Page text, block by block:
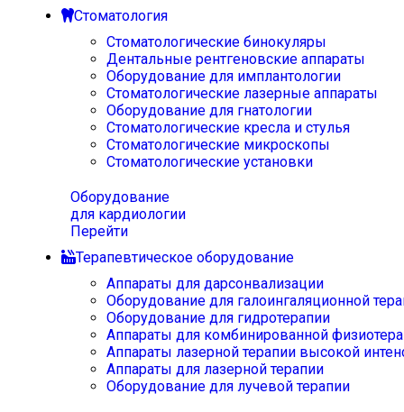
Стоматология
Стоматологические бинокуляры
Дентальные рентгеновские аппараты
Оборудование для имплантологии
Стоматологические лазерные аппараты
Оборудование для гнатологии
Стоматологические кресла и стулья
Стоматологические микроскопы
Стоматологические установки
Оборудование
для кардиологии
Перейти
Терапевтическое оборудование
Аппараты для дарсонвализации
Оборудование для галоингаляционной
Оборудование для гидротерапии
Аппараты для комбинированной
Аппараты лазерной терапии высокой
Аппараты для лазерной терапии
Оборудование для лучевой терапии